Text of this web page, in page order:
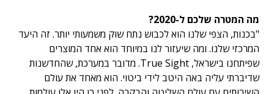
מה המטרה שלכם ל-2020?
"בכנות, הצפי שלנו הוא לכבוש נתח שוק משמעותי יותר. זה היעד
המרכזי שלנו. ומה שיעזור לנו במיוחד הוא אחד המוצרים
שפיתחנו בישראל, True Sight. מדובר במערכת, שהחדשנות
שדיברתי עליה באה היטב לידי ביטוי. הוא מאחד את עולם